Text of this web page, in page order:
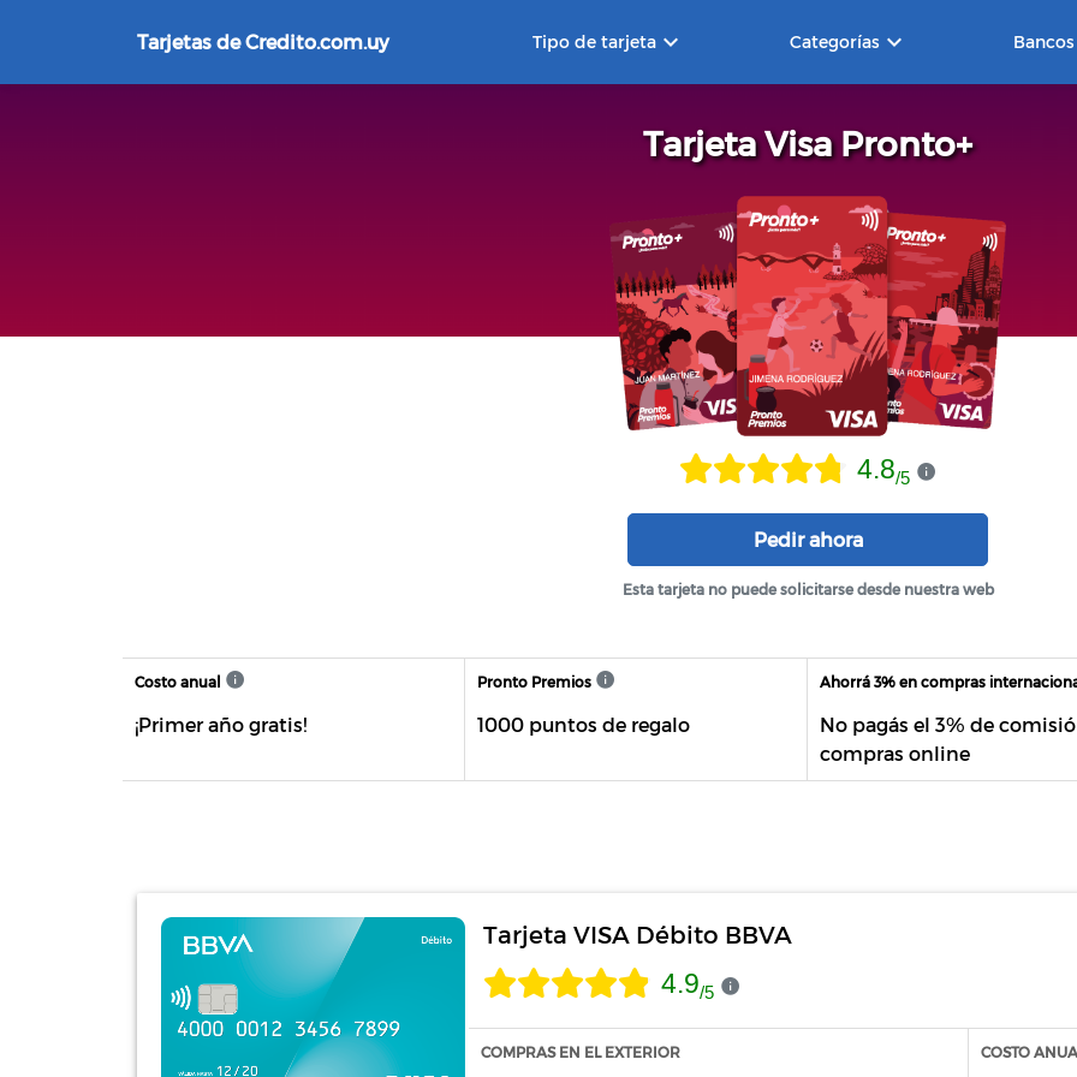
Tarjetas de Credito.com.uy Tipo de tarjetakeyboard_arrow_down Categorías keyboard_arrow_down
Tarjeta Visa Pronto+
4.8/5
Pedir ahora
Esta tarjeta no puede solicitarse desde nuestra web
Costo anual
¡Primer año gratis!
Pronto Premios
1000 puntos de regalo
Ahorrá 3% en compras
No pagás el 3% de
compras online
Tarjeta VISA Débito BBVA
4.9/5
COMPRAS EN EL EXTERIOR COSTO